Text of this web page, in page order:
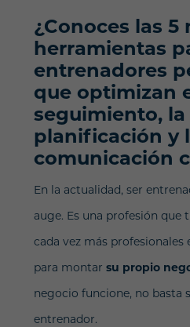
¿Conoces las 5
herramientas
entrenadores
que optimizan
seguimiento, la
planificación y
comunicación
En la actualidad, ser
auge. Es una profesión que
cada vez más
para montar su propio
negocio funcione, no basta
entrenador.